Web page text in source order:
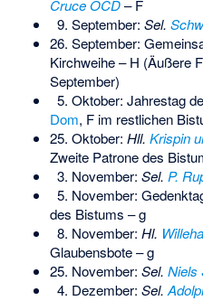
Cruce OCD– F
9. September: Sel.
26. September:
Kirchweihe – H (Äußere
September)
5. Oktober: Jahrestag
Dom, F im restlichen
25. Oktober: Hll. Krispin
Zweite Patrone des
3. November: Sel. P.
5. November:
des Bistums – g
8. November: Hl.
Glaubensbote – g
25. November: Sel. Niels
4. Dezember: Sel.